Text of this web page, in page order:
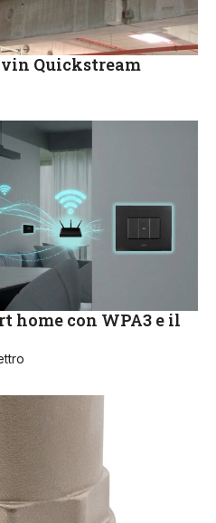
Quickstream
home con WPA3 e il